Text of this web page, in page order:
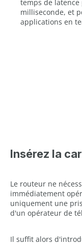
temps de
milliseconde, et
applications en
Insérez la
Le routeur ne
immédiatement
uniquement une
d'un opérateur de
Il suffit alors